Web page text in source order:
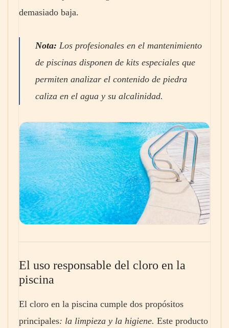
demasiado baja.
Nota: Los profesionales en el mantenimiento
de piscinas disponen de kits especiales que
permiten analizar el contenido de piedra
caliza en el agua y su alcalinidad.
El uso responsable del cloro en la
piscina
El cloro en la piscina cumple dos propósitos
principales: la limpieza y la higiene. Este producto